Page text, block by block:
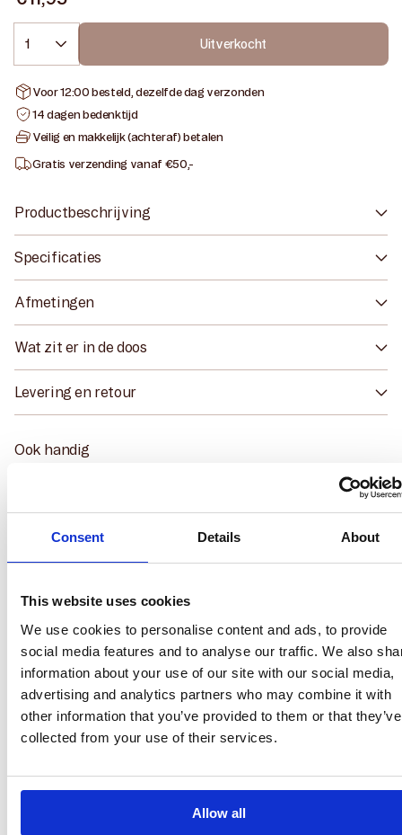
Consent Details About
This website uses cookies
We use cookies to personalise content and ads, to provide
social media features and to analyse our traffic. We also
information about your use of our site with our social media,
advertising and analytics partners who may combine it with
other information that you’ve provided to them or that they’ve
collected from your use of their services.
Allow all
prijs
Uitverkocht
Voor 12:00 besteld, dezelfde dag verzonden
14 dagen bedenktijd
Veilig en makkelijk (achteraf) betalen
Gratis verzending vanaf €50,-
Productbeschrijving
Specificaties
Afmetingen
Wat zit er in de doos
Levering en retour
Ook handig